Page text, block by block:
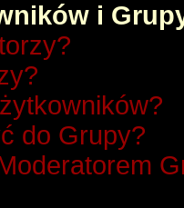
i
do Grupy?